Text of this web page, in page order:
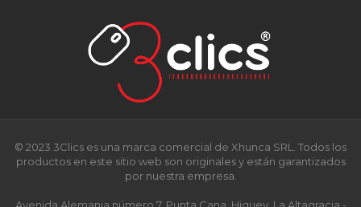
© 2023 3Clics es una marca comercial de Xhunca SRL. Todos los
productos en este sitio web son originales y están garantizados
por nuestra empresa.